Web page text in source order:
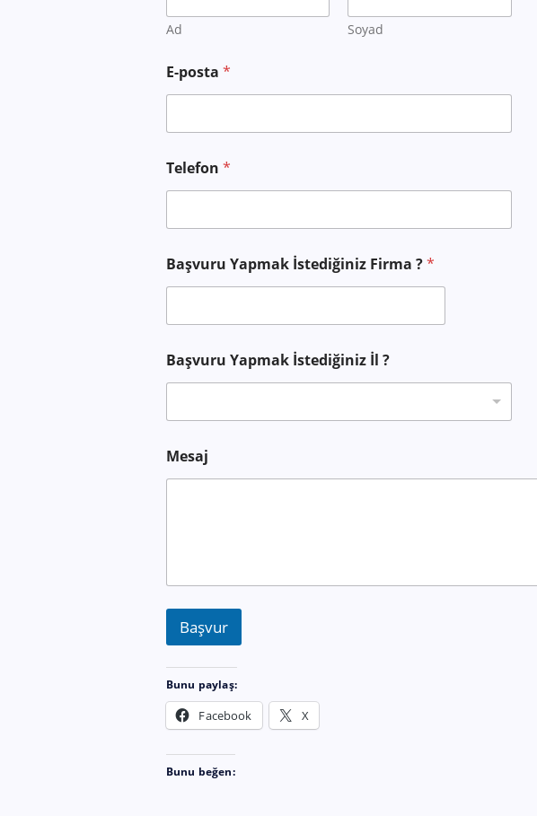
s
t
?
*
Ad Soyad
E-posta *
Telefon *
Başvuru Yapmak İstediğiniz Firma ?*
Başvuru Yapmak İstediğiniz İl ?
Mesaj
Başvur
Bunu paylaş:
Facebook X
Bunu beğen: